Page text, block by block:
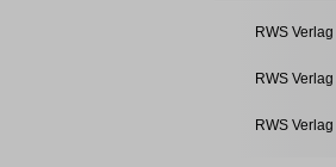
RWS
RWS
RWS